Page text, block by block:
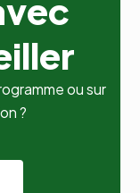
ou sur
?